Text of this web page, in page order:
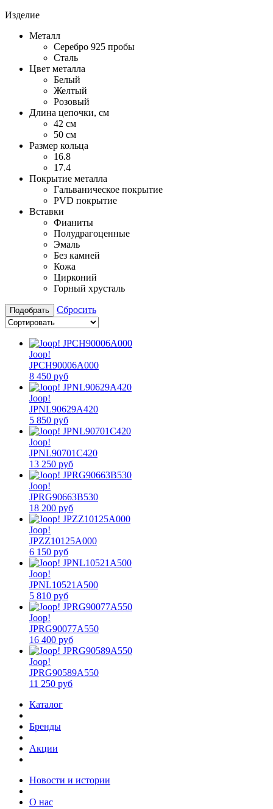
Изделие
Металл
Серебро 925 пробы
Сталь
Цвет металла
Белый
Желтый
Розовый
Длина цепочки, см
42 см
50 см
Размер кольца
16.8
17.4
Покрытие металла
Гальваническое покрытие
PVD покрытие
Вставки
Фианиты
Полудрагоценные
Эмаль
Без камней
Кожа
Цирконий
Горный хрусталь
Подобрать Сбросить
Joop!
JPCH90006A000
8 450 руб
Joop!
JPNL90629A420
5 850 руб
Joop!
JPNL90701C420
13 250 руб
Joop!
JPRG90663B530
18 200 руб
Joop!
JPZZ10125A000
6 150 руб
Joop!
JPNL10521A500
5 810 руб
Joop!
JPRG90077A550
16 400 руб
Joop!
JPRG90589A550
11 250 руб
Каталог
Бренды
Акции
Новости и истории
О нас